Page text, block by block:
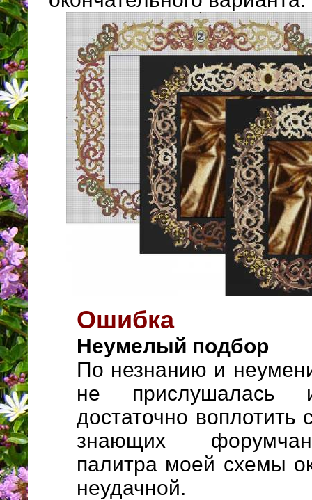
Ошибка
Неумелый подбор
По незнанию и
не
достаточно
знающих
палитра моей схемы
неудачной.